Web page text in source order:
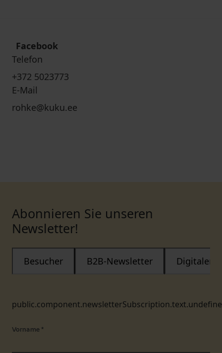
Facebook
Telefon
+372 5023773
E-Mail
rohke@kuku.ee
Abonnieren Sie unseren
Newsletter!
Besucher B2B-Newsletter Digitaler
Vorname *